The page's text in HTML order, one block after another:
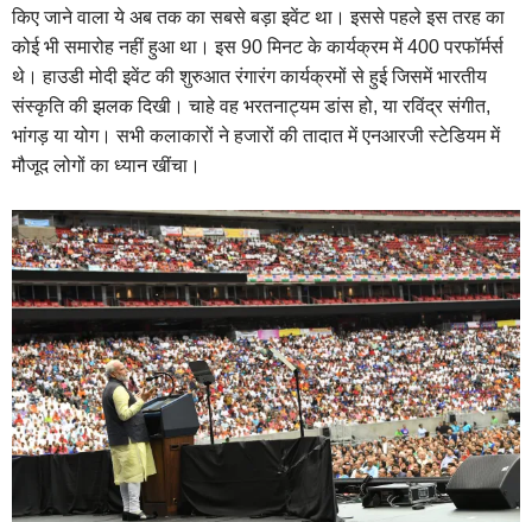
किए जाने वाला ये अब तक का सबसे बड़ा इवेंट था। इससे पहले इस तरह का
कोई भी समारोह नहीं हुआ था। इस 90 मिनट के कार्यक्रम में 400 परफॉर्मर्स
थे। हाउडी मोदी इवेंट की शुरुआत रंगारंग कार्यक्रमों से हुई जिसमें भारतीय
संस्कृति की झलक दिखी। चाहे वह भरतनाट्यम डांस हो, या रविंद्र संगीत,
भांगड़ या योग। सभी कलाकारों ने हजारों की तादात में एनआरजी स्टेडियम में
मौजूद लोगों का ध्यान खींचा।